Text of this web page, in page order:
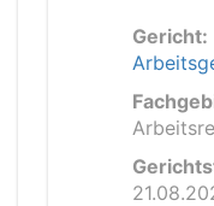
Gericht: